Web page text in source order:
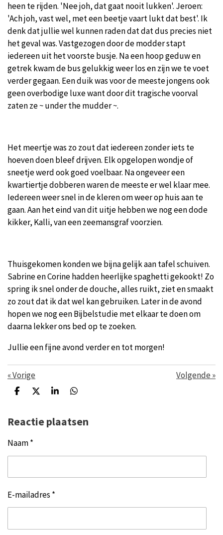
heen te rijden. 'Nee joh, dat gaat nooit lukken'. Jeroen:
'Ach joh, vast wel, met een beetje vaart lukt dat best'. Ik
denk dat jullie wel kunnen raden dat dat dus precies niet
het geval was. Vastgezogen door de modder stapt
iedereen uit het voorste busje. Na een hoop geduw en
getrek kwam de bus gelukkig weer los en zijn we te voet
verder gegaan. Een duik was voor de meeste jongens ook
geen overbodige luxe want door dit tragische voorval
zaten ze ~ under the mudder ~.
Het meertje was zo zout dat iedereen zonder iets te
hoeven doen bleef drijven. Elk opgelopen wondje of
sneetje werd ook goed voelbaar. Na ongeveer een
kwartiertje dobberen waren de meeste er wel klaar mee.
Iedereen weer snel in de kleren om weer op huis aan te
gaan. Aan het eind van dit uitje hebben we nog een dode
kikker, Kalli, van een zeemansgraf voorzien.
Thuisgekomen konden we bijna gelijk aan tafel schuiven.
Sabrine en Corine hadden heerlijke spaghetti gekookt! Zo
spring ik snel onder de douche, alles ruikt, ziet en smaakt
zo zout dat ik dat wel kan gebruiken. Later in de avond
hopen we nog een Bijbelstudie met elkaar te doen om
daarna lekker ons bed op te zoeken.
Jullie een fijne avond verder en tot morgen!
«Vorige Volgende »
D
e
n
D
l
S
r
e
D
e
n
Reactie plaatsen
Naam *
E-mailadres *